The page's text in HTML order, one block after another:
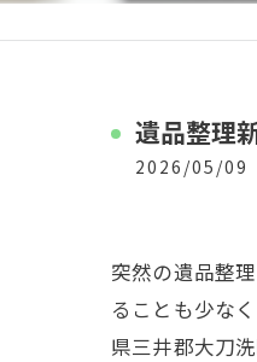
遺品整理
2026/05/09
突然の遺品整
ることも少な
県三井郡大刀